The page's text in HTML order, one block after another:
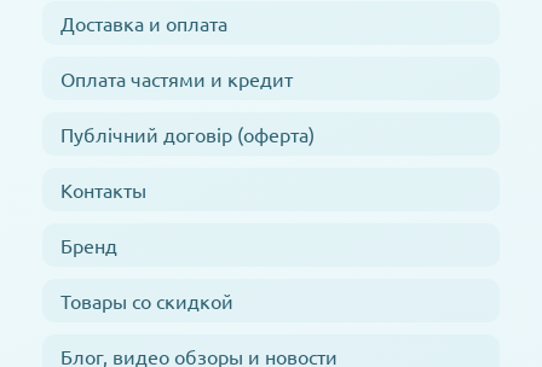
Доставка и оплата
Оплата частями и кредит
Публічний договір (оферта)
Контакты
Бренд
Товары со скидкой
Блог, видео обзоры и новости